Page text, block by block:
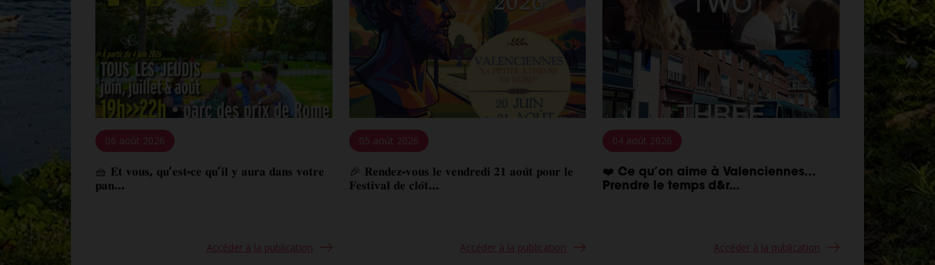
06 août 2026
🧺 𝐄𝐭 𝐯𝐨𝐮𝐬, 𝐪𝐮’𝐞𝐬𝐭-𝐜𝐞 𝐪𝐮’𝐢𝐥 𝐲 𝐚𝐮𝐫𝐚 𝐝𝐚𝐧𝐬 𝐯𝐨𝐭𝐫𝐞
𝐩𝐚𝐧...
Accéder à la publication
05 août 2026
🎉 𝐑𝐞𝐧𝐝𝐞𝐳-𝐯𝐨𝐮𝐬 𝐥𝐞 𝐯𝐞𝐧𝐝𝐫𝐞𝐝𝐢 𝟐𝟏 𝐚𝐨𝐮̂𝐭 𝐩𝐨𝐮𝐫 𝐥𝐞
𝐅𝐞𝐬𝐭𝐢𝐯𝐚𝐥 𝐝𝐞 𝐜𝐥𝐨̂𝐭...
Accéder à la publication
04 août 2026
❤️ Ce qu’on aime à Valenciennes…
Prendre le temps d&r...
Accéder à la publication